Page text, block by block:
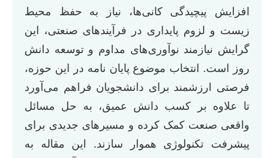
افزایش پیچیدگی کانی‌ها، نیاز به حفظ محیط
زیست و لزوم پایداری در فرآیندهای صنعتی، این
گرایش نیازمند نوآوری‌های مداوم و توسعه دانش
روز است. انتخاب موضوع پایان نامه در این حوزه،
فرصتی ارزشمند برای دانشجویان فراهم می‌آورد
تا علاوه بر کسب دانش عمیق، به حل مسائل
واقعی صنعت کمک کرده و مسیرهای جدیدی برای
پیشرفت تکنولوژی هموار سازند. این مقاله به